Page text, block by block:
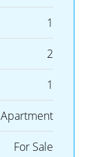
1
2
1
Apartment
For Sale